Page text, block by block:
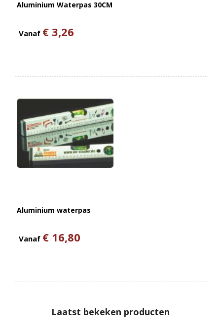
Aluminium Waterpas 30CM
Vanaf € 3,26
Aluminium waterpas
Vanaf € 16,80
Laatst bekeken producten